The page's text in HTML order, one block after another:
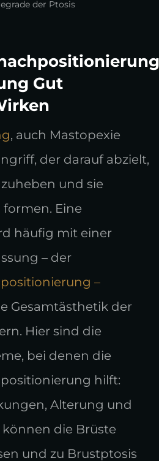
der Ptosis
Gut
, auch Mastopexie
der darauf abzielt,
und sie
formen. Eine
häufig mit einer
– der
–
Gesamtästhetik der
Hier sind die
bei denen die
hilft:
Alterung und
die Brüste
und zu Brustptosis